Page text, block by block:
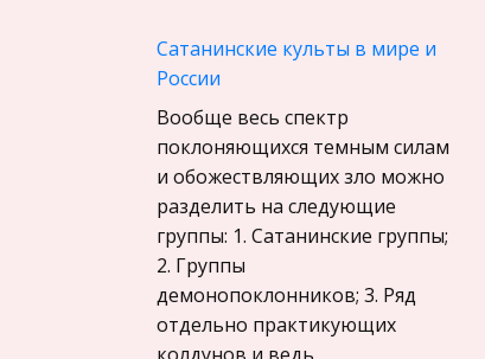
Финансовое право
История государства и
права зарубежных стран
География, Экономическая
география
Физика
Искусство, Культура,
Литература
Компьютерные сети
Сатанинские культы в мире и
России
Вообще весь спектр
поклоняющихся темным силам
и обожествляющих зло можно
разделить на следующие
группы: 1. Сатанинские группы;
2. Группы
демонопоклонников; 3. Ряд
отдельно практикующих